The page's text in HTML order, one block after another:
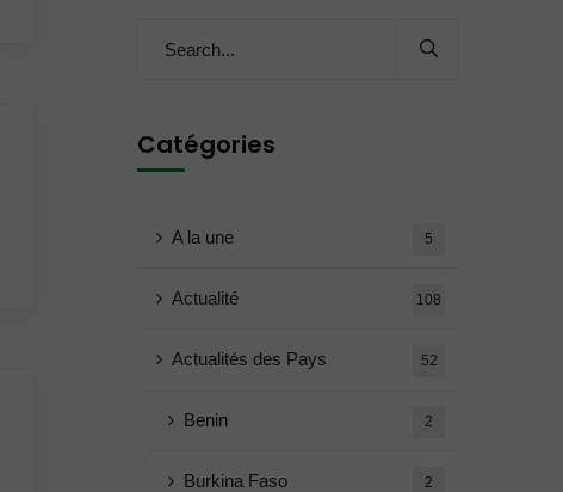
Catégories
A la une 5
Actualité 108
Actualités des Pays 52
Benin 2
Burkina Faso 2